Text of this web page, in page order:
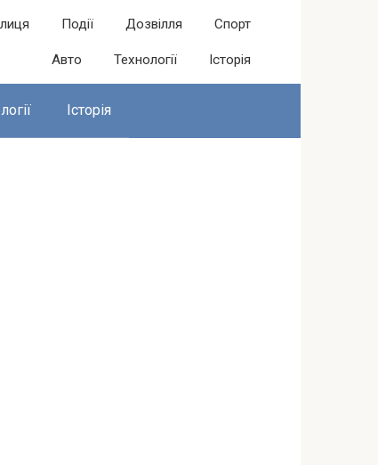
Події Дозвілля Спорт
Авто Технології Історія
Історія